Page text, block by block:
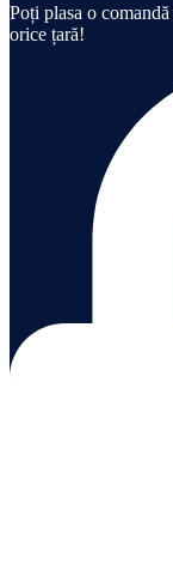
Poți plasa o comandă
orice țară!